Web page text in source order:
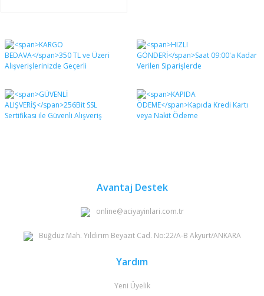
Avantaj Destek
online@aciyayinlari.com.tr
Büğdüz Mah. Yıldırım Beyazıt Cad. No:22/A-B Akyurt/ANKARA
Yardım
Yeni Üyelik